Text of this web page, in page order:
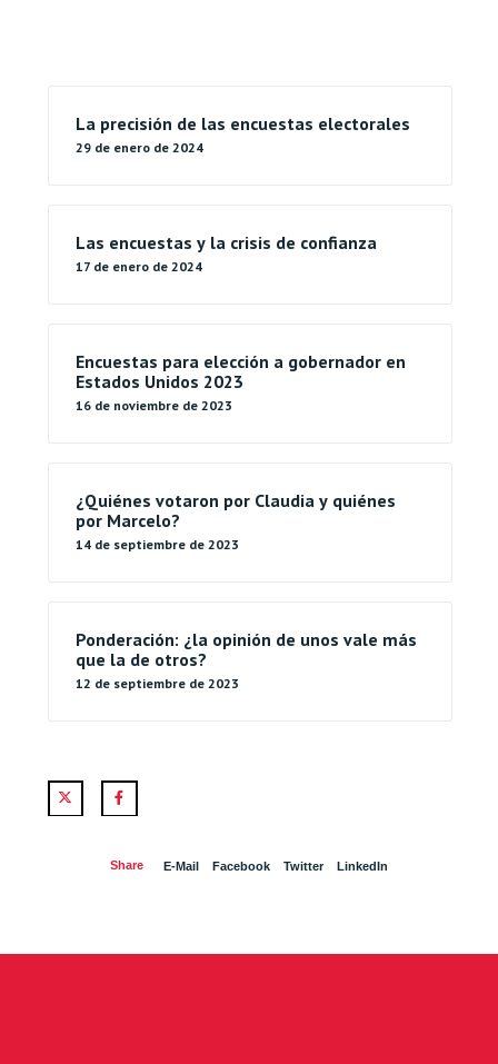
La precisión de las encuestas electorales
29 de enero de 2024
Las encuestas y la crisis de confianza
17 de enero de 2024
Encuestas para elección a gobernador en
Estados Unidos 2023
16 de noviembre de 2023
¿Quiénes votaron por Claudia y quiénes
por Marcelo?
14 de septiembre de 2023
Ponderación: ¿la opinión de unos vale más
que la de otros?
12 de septiembre de 2023
Share E-Mail Facebook Twitter LinkedIn